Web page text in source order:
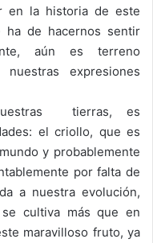
en la historia de este
de hacernos sentir
aún es terreno
expresiones
tierras, es
el criollo, que es
y probablemente
por falta de
a nuestra evolución,
cultiva más que en
maravilloso fruto, ya